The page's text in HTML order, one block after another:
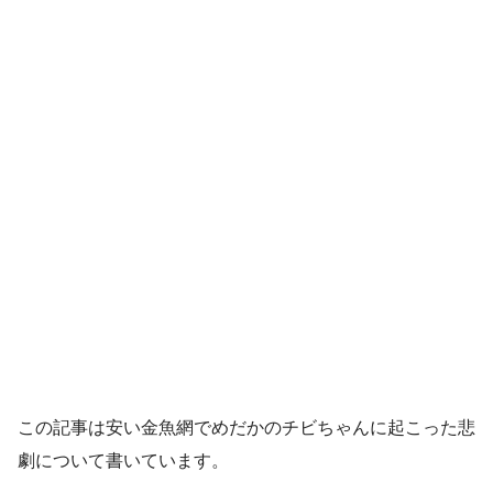
この記事は安い金魚網でめだかのチビちゃんに起こった悲
劇について書いています。